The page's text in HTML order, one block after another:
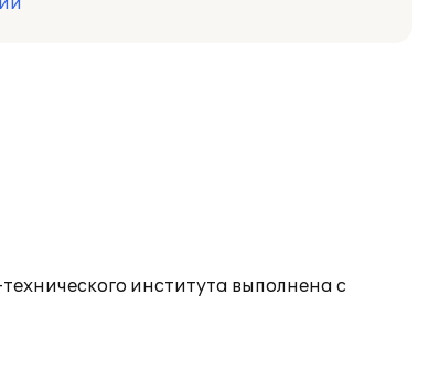
института выполнена с